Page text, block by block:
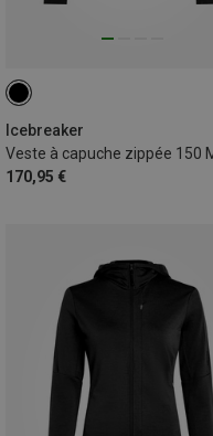
Icebreaker
170,95 €
S